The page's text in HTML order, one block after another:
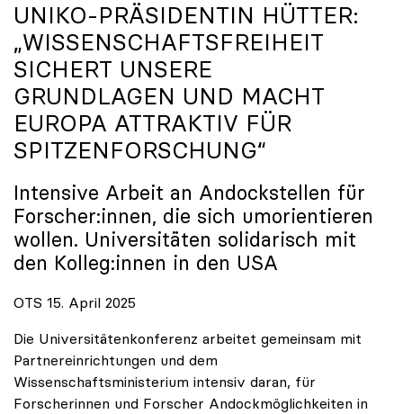
UNIKO-PRÄSIDENTIN HÜTTER:
„WISSENSCHAFTSFREIHEIT
SICHERT UNSERE
GRUNDLAGEN UND MACHT
EUROPA ATTRAKTIV FÜR
SPITZENFORSCHUNG“
Intensive Arbeit an Andockstellen für
Forscher:innen, die sich umorientieren
wollen. Universitäten solidarisch mit
den Kolleg:innen in den USA
OTS 15. April 2025
Die Universitätenkonferenz arbeitet gemeinsam mit
Partnereinrichtungen und dem
Wissenschaftsministerium intensiv daran, für
Forscherinnen und Forscher Andockmöglichkeiten in